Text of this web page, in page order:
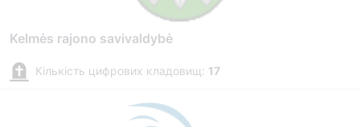
Kelmės rajono savivaldybė
Кількість цифрових кладовищ: 17